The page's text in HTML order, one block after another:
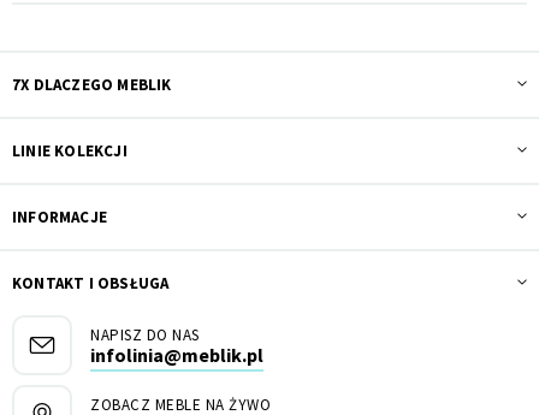
7X DLACZEGO MEBLIK
LINIE KOLEKCJI
INFORMACJE
KONTAKT I OBSŁUGA
NAPISZ DO NAS
infolinia@meblik.pl
ZOBACZ MEBLE NA ŻYWO